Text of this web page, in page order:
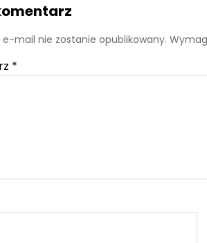
e-mail nie zostanie opublikowany.
*